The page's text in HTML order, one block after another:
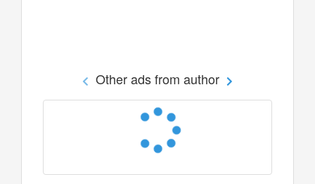
Other ads from author